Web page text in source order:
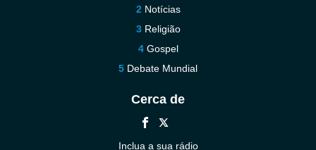
Notícias
Religião
Gospel
Debate Mundial
Cerca de
Inclua a sua rádio